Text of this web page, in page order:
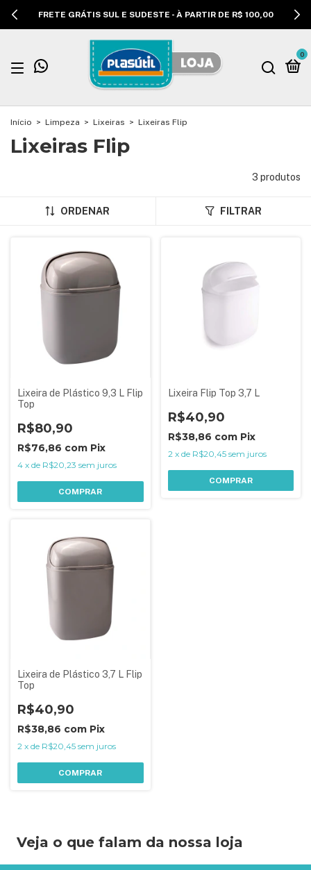
FRETE GRÁTIS SUL E SUDESTE - À PARTIR DE R$ 100,00
0
Início > Limpeza > Lixeiras > Lixeiras Flip
Lixeiras Flip
3 produtos
ORDENAR FILTRAR
Lixeira de Plástico 9,3 L Flip
Top
R$80,90
R$76,86 com Pix
4 x de R$20,23 sem juros
COMPRAR
Lixeira Flip Top 3,7 L
R$40,90
R$38,86 com Pix
2 x de R$20,45 sem juros
COMPRAR
Lixeira de Plástico 3,7 L Flip
Top
R$40,90
R$38,86 com Pix
2 x de R$20,45 sem juros
COMPRAR
Veja o que falam da nossa loja